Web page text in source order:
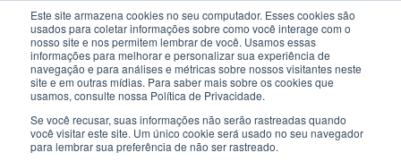
Este site armazena cookies no seu computador. Esses cookies são
usados ​​para coletar informações sobre como você interage com o
nosso site e nos permitem lembrar de você. Usamos essas
informações para melhorar e personalizar sua experiência de
navegação e para análises e métricas sobre nossos visitantes neste
site e em outras mídias. Para saber mais sobre os cookies que
usamos, consulte nossa Política de Privacidade.
Se você recusar, suas informações não serão rastreadas quando
você visitar este site. Um único cookie será usado no seu navegador
para lembrar sua preferência de não ser rastreado.
NOTÍCIAS
DURANTE A PANDEMIA
Você quer receber notificações e não perder nenhuma
notícia importante?